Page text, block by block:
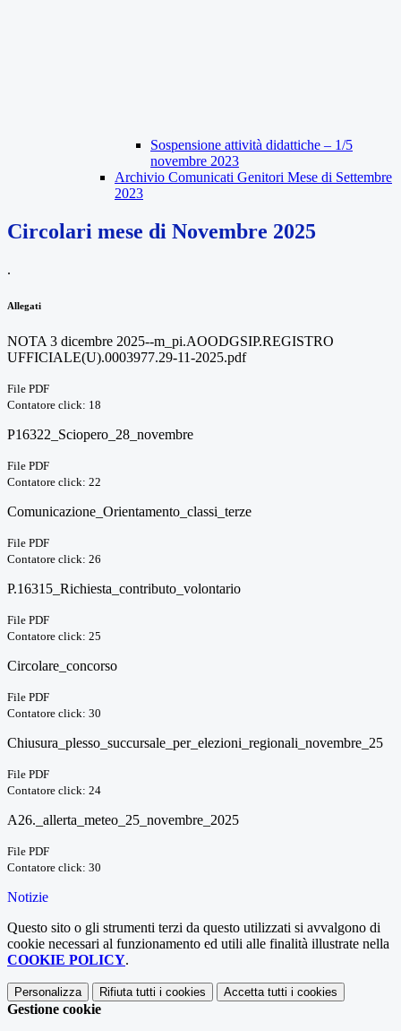
Sospensione attività didattiche – 1/5
novembre 2023
Archivio Comunicati Genitori Mese di Settembre
2023
Circolari mese di Novembre 2025
.
Allegati
NOTA 3 dicembre 2025--m_pi.AOODGSIP.REGISTRO
UFFICIALE(U).0003977.29-11-2025.pdf
File PDF
Contatore click: 18
P16322_Sciopero_28_novembre
File PDF
Contatore click: 22
Comunicazione_Orientamento_classi_terze
File PDF
Contatore click: 26
P.16315_Richiesta_contributo_volontario
File PDF
Contatore click: 25
Circolare_concorso
File PDF
Contatore click: 30
Chiusura_plesso_succursale_per_elezioni_regionali_novembre_25
File PDF
Contatore click: 24
A26._allerta_meteo_25_novembre_2025
File PDF
Contatore click: 30
Notizie
Questo sito o gli strumenti terzi da questo utilizzati si avvalgono di
cookie necessari al funzionamento ed utili alle finalità illustrate nella
COOKIE POLICY.
Personalizza Rifiuta tutti i cookies Accetta tutti i cookies
Gestione cookie